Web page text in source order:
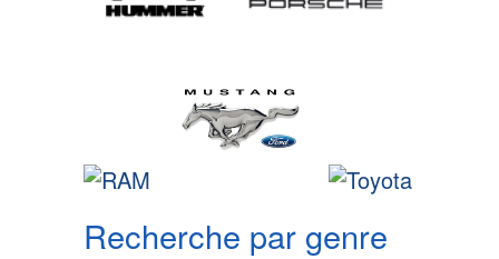
Recherche par genre